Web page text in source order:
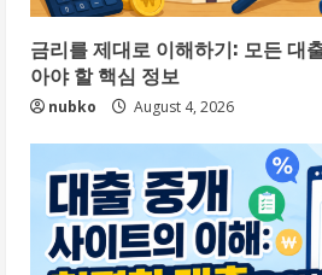
금리를 제대로 이해하기: 모든 대
아야 할 핵심 정보
nubko August 4, 2026